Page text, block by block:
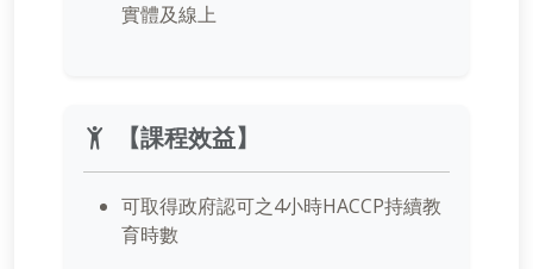
實體及線上
【課程效益】
可取得政府認可之4小時HACCP持續教
育時數